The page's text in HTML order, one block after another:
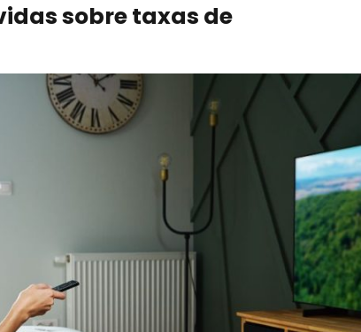
sobre taxas de